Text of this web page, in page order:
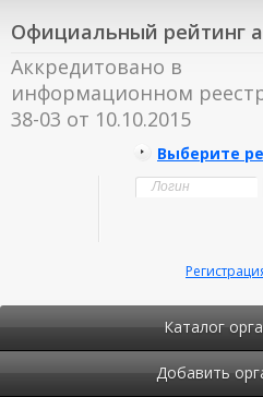
Официальный рейтинг
Аккредитовано в
информационном
38-03 от 10.10.2015
Выберите
Каталог
Добавить